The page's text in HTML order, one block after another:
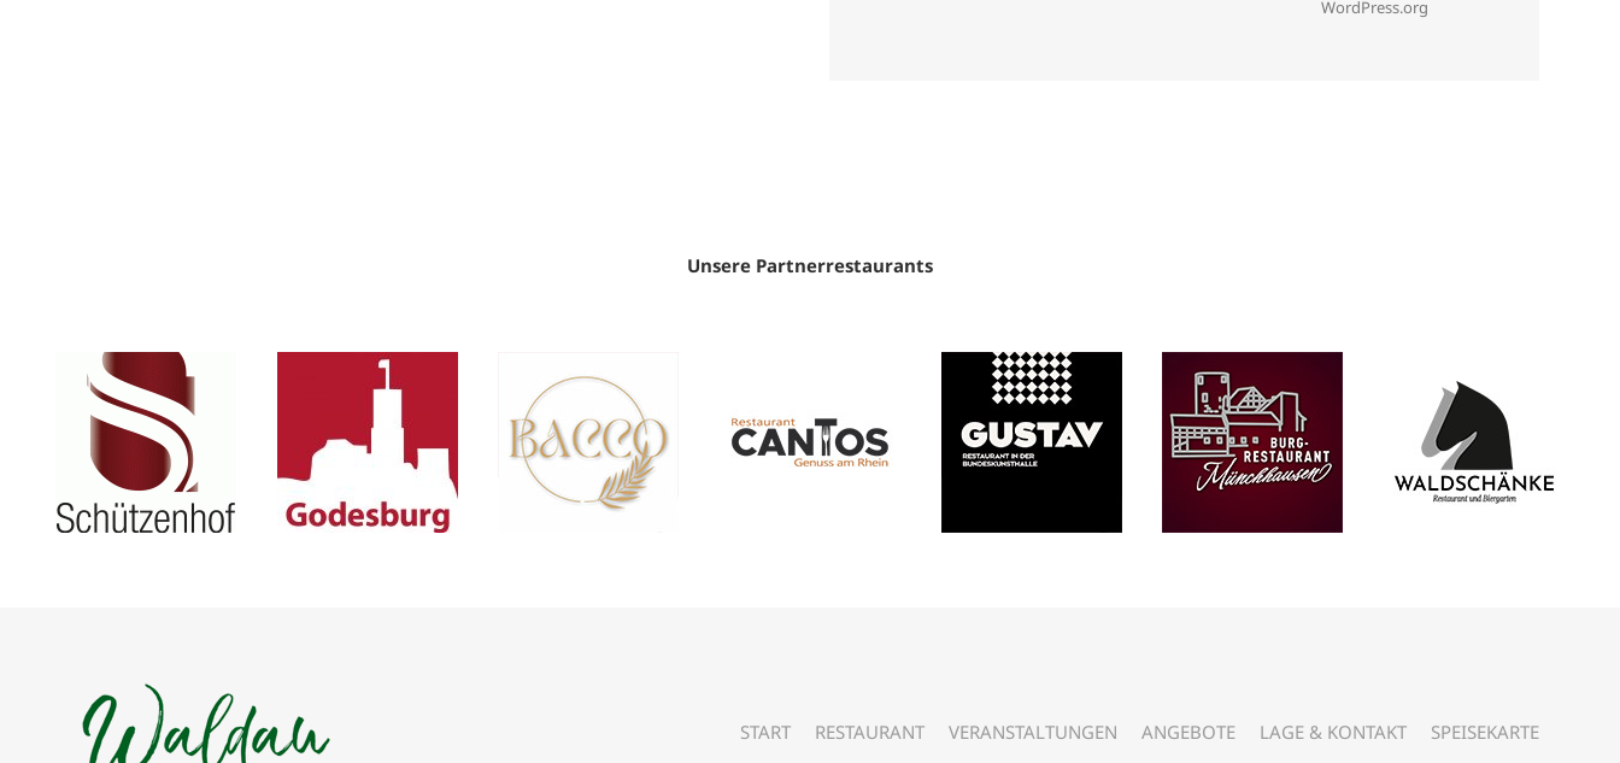
WordPress.org
Unsere Partnerrestaurants
START RESTAURANT VERANSTALTUNGEN ANGEBOTE LAGE & KONTAKT SPEISEKARTE